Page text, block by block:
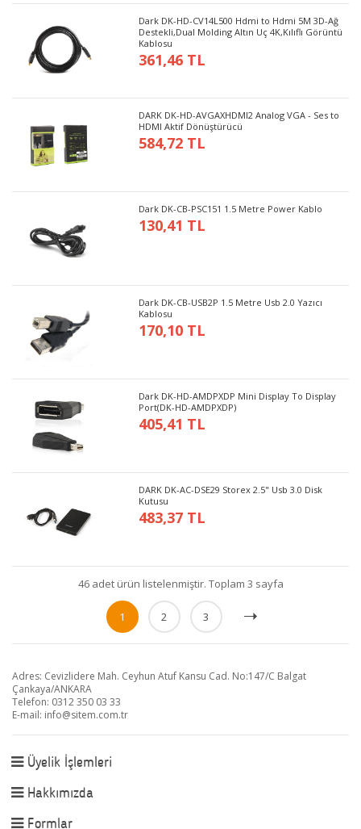
Dark DK-HD-CV14L500 Hdmi to Hdmi 5M 3D-Ağ
Destekli,Dual Molding Altın Uç 4K,Kılıflı Görüntü
Kablosu
361,46 TL
DARK DK-HD-AVGAXHDMI2 Analog VGA - Ses to
HDMI Aktif Dönüştürücü
584,72 TL
Dark DK-CB-PSC151 1.5 Metre Power Kablo
130,41 TL
Dark DK-CB-USB2P 1.5 Metre Usb 2.0 Yazıcı
Kablosu
170,10 TL
Dark DK-HD-AMDPXDP Mini Display To Display
Port(DK-HD-AMDPXDP)
405,41 TL
DARK DK-AC-DSE29 Storex 2.5" Usb 3.0 Disk
Kutusu
483,37 TL
46 adet ürün listelenmiştir. Toplam 3 sayfa
1 2 3
Adres: Cevizlidere Mah. Ceyhun Atuf Kansu Cad. No:147/C Balgat
Çankaya/ANKARA
Telefon: 0312 350 03 33
E-mail: info@sitem.com.tr
Üyelik İşlemleri
Hakkımızda
Formlar